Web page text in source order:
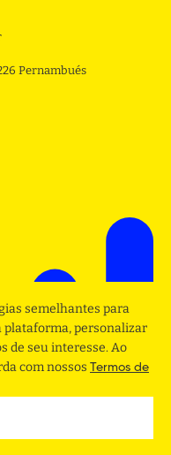
Pernambués
semelhantes para
plataforma, personalizar
de seu interesse. Ao
com nossos Termos de